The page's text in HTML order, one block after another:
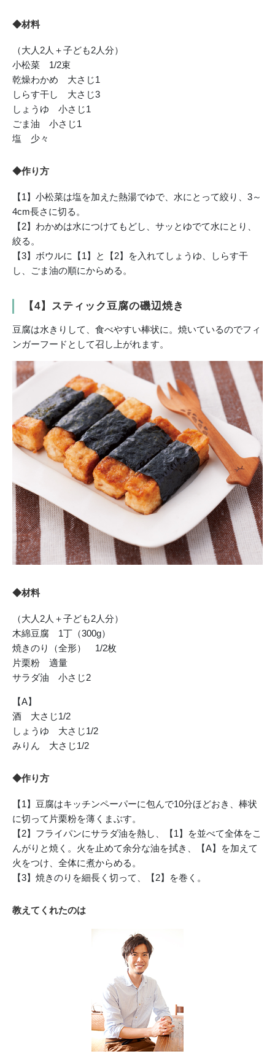
◆材料
（大人2人＋子ども2人分）
小松菜 1/2束
乾燥わかめ 大さじ1
しらす干し 大さじ3
しょうゆ 小さじ1
ごま油 小さじ1
塩 少々
◆作り方
【1】小松菜は塩を加えた熱湯でゆで、水にとって絞り、3～
4cm長さに切る。
【2】わかめは水につけてもどし、サッとゆでて水にとり、
絞る。
【3】ボウルに【1】と【2】を入れてしょうゆ、しらす干
し、ごま油の順にからめる。
【4】スティック豆腐の磯辺焼き
豆腐は水きりして、食べやすい棒状に。焼いているのでフィ
ンガーフードとして召し上がれます。
◆材料
（大人2人＋子ども2人分）
木綿豆腐 1丁（300g）
焼きのり（全形） 1/2枚
片栗粉 適量
サラダ油 小さじ2
【A】
酒 大さじ1/2
しょうゆ 大さじ1/2
みりん 大さじ1/2
◆作り方
【1】豆腐はキッチンペーパーに包んで10分ほどおき、棒状
に切って片栗粉を薄くまぶす。
【2】フライパンにサラダ油を熱し、【1】を並べて全体をこ
んがりと焼く。火を止めて余分な油を拭き、【A】を加えて
火をつけ、全体に煮からめる。
【3】焼きのりを細長く切って、【2】を巻く。
教えてくれたのは